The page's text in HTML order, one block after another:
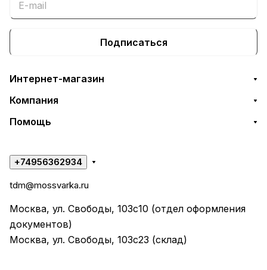
Подписаться
Интернет-магазин
Компания
Помощь
+74956362934
tdm@mossvarka.ru
Москва, ул. Свободы, 103с10 (отдел оформления
документов)
Москва, ул. Свободы, 103с23 (склад)